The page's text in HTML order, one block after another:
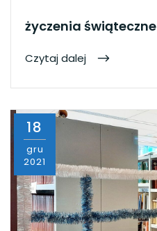
życzenia świąteczne
Czytaj dalej
18
gru
2021